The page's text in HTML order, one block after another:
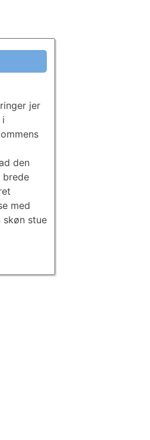
jer
i
den
brede
med
skøn stue